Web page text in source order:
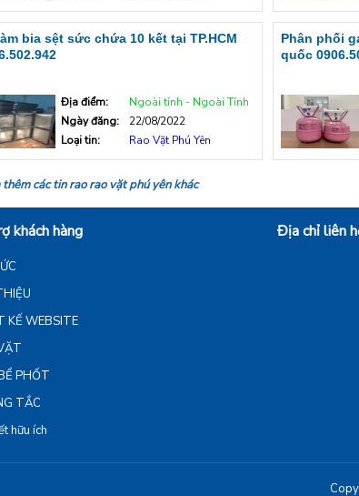
bia sệt sức chứa 10 kết tại TP.HCM
Địa điểm:
Ngoài tỉnh - Ngoài Tỉnh
Ngày đăng:
22/08/2022
Loại tin:
Rao Vặt Phú Yên
Phân phối
quốc
thêm các tin rao rao vặt phú yên khác
khách hàng
KẾ WEBSITE
PHỐT
TẮC
hữu ích
Địa chỉ liên